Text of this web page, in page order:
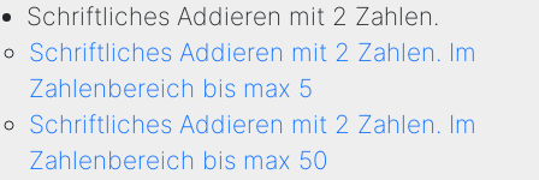
Schriftliches Addieren mit 2 Zahlen.
Schriftliches Addieren mit 2 Zahlen. Im
Zahlenbereich bis max 5
Schriftliches Addieren mit 2 Zahlen. Im
Zahlenbereich bis max 50